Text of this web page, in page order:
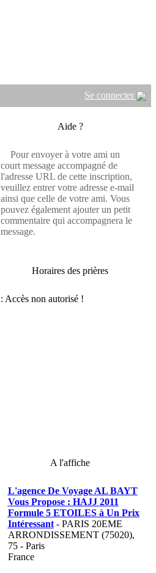
Se connecter
Aide ?
Pour envoyer à votre ami un
court message accompagné de
l'adresse URL de cette inscription,
veuillez entrer votre adresse e-mail
ainsi que celle de votre ami. Vous
pouvez également ajouter un petit
commentaire qui accompagnera le
message.
Horaires des prières
A l'affiche
L'agence De Voyage AL BAYT
Vous Propose : HAJJ 2011
Formule 5 ETOILES à Un Prix
Intéressant- PARIS 20EME
ARRONDISSEMENT (75020),
75 - Paris
France